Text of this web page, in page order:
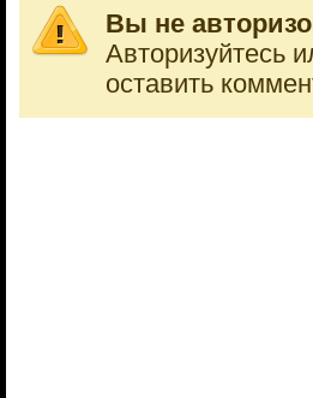
Вы не
Авторизуйтесь
оставить